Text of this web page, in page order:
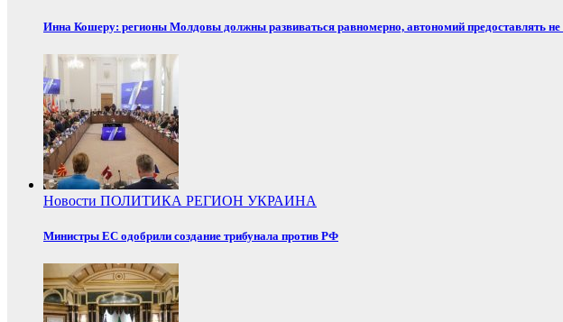
Инна Кошеру: регионы Молдовы должны развиваться равномерно, автономий предоставлять
Новости ПОЛИТИКА РЕГИОН УКРАИНА
Министры ЕС одобрили создание трибунала против РФ